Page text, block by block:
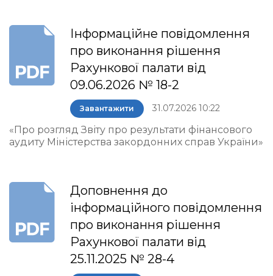
Інформаційне повідомлення
про виконання рішення
Рахункової палати від
09.06.2026 № 18-2
Завантажити 31.07.2026 10:22
«Про розгляд Звіту про результати фінансового
аудиту Міністерства закордонних справ України»
Доповнення до
інформаційного повідомлення
про виконання рішення
Рахункової палати від
25.11.2025 № 28-4